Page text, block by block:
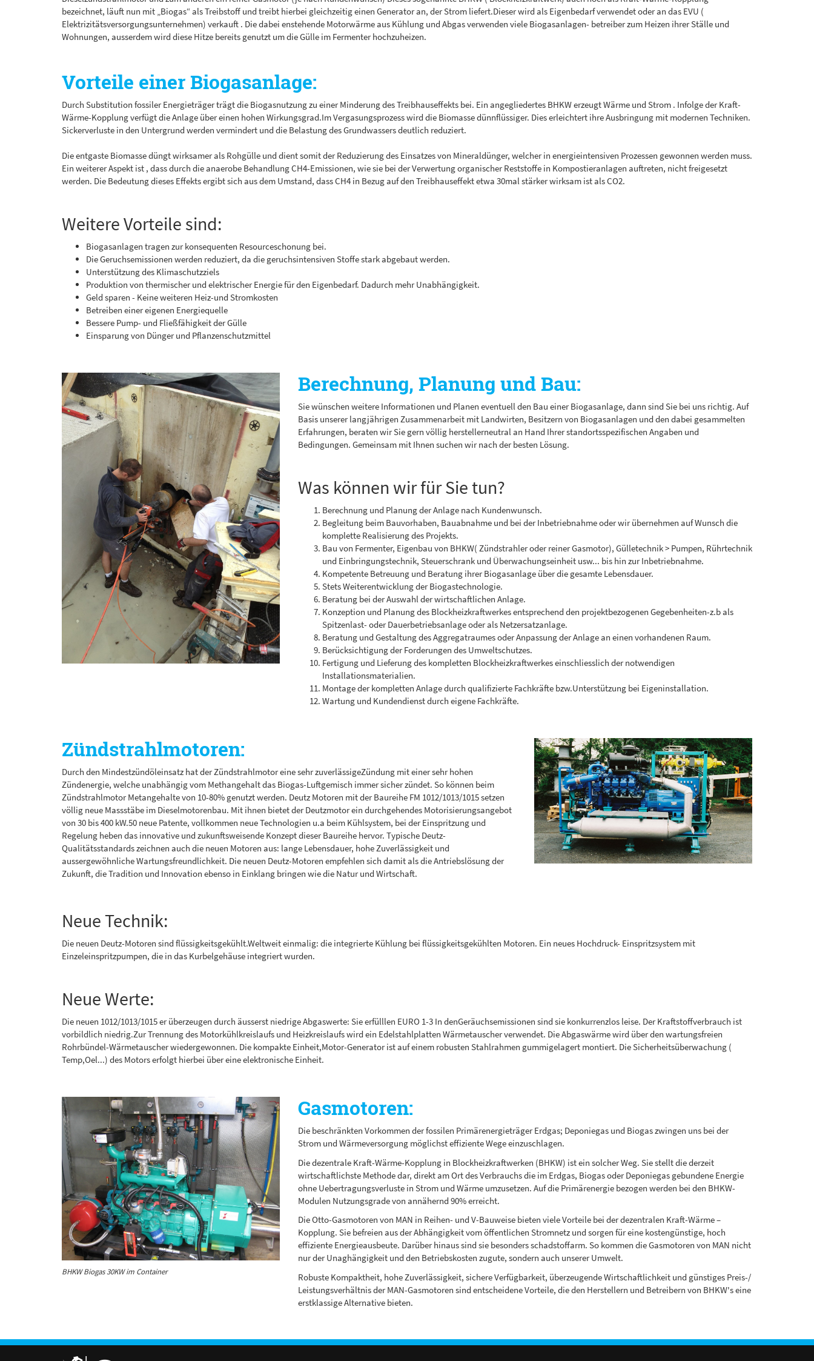
bezeichnet, läuft nun mit „Biogas“ als Treibstoff und treibt hierbei gleichzeitig einen Generator an, der Strom liefert.Dieser wird als Eigenbedarf verwendet oder an das EVU (
Elektrizitätsversorgungsunternehmen) verkauft . Die dabei enstehende Motorwärme aus Kühlung und Abgas verwenden viele Biogasanlagen- betreiber zum Heizen ihrer Ställe und
Wohnungen, ausserdem wird diese Hitze bereits genutzt um die Gülle im Fermenter hochzuheizen.
Vorteile einer Biogasanlage:
Durch Substitution fossiler Energieträger trägt die Biogasnutzung zu einer Minderung des Treibhauseffekts bei. Ein angegliedertes BHKW erzeugt Wärme und Strom . Infolge der Kraft-
Wärme-Kopplung verfügt die Anlage über einen hohen Wirkungsgrad.Im Vergasungsprozess wird die Biomasse dünnflüssiger. Dies erleichtert ihre Ausbringung mit modernen Techniken.
Sickerverluste in den Untergrund werden vermindert und die Belastung des Grundwassers deutlich reduziert.
Die entgaste Biomasse düngt wirksamer als Rohgülle und dient somit der Reduzierung des Einsatzes von Mineraldünger, welcher in energieintensiven Prozessen gewonnen werden muss.
Ein weiterer Aspekt ist , dass durch die anaerobe Behandlung CH4-Emissionen, wie sie bei der Verwertung organischer Reststoffe in Kompostieranlagen auftreten, nicht freigesetzt
werden. Die Bedeutung dieses Effekts ergibt sich aus dem Umstand, dass CH4 in Bezug auf den Treibhauseffekt etwa 30mal stärker wirksam ist als CO2.
Weitere Vorteile sind:
Biogasanlagen tragen zur konsequenten Resourceschonung bei.
Die Geruchsemissionen werden reduziert, da die geruchsintensiven Stoffe stark abgebaut werden.
Unterstützung des Klimaschutzziels
Produktion von thermischer und elektrischer Energie für den Eigenbedarf. Dadurch mehr Unabhängigkeit.
Geld sparen - Keine weiteren Heiz-und Stromkosten
Betreiben einer eigenen Energiequelle
Bessere Pump- und Fließfähigkeit der Gülle
Einsparung von Dünger und Pflanzenschutzmittel
Berechnung, Planung und Bau:
Sie wünschen weitere Informationen und Planen eventuell den Bau einer Biogasanlage, dann sind Sie bei uns richtig. Auf
Basis unserer langjährigen Zusammenarbeit mit Landwirten, Besitzern von Biogasanlagen und den dabei gesammelten
Erfahrungen, beraten wir Sie gern völlig herstellerneutral an Hand Ihrer standortsspezifischen Angaben und
Bedingungen. Gemeinsam mit Ihnen suchen wir nach der besten Lösung.
Was können wir für Sie tun?
Berechnung und Planung der Anlage nach Kundenwunsch.
Begleitung beim Bauvorhaben, Bauabnahme und bei der Inbetriebnahme oder wir übernehmen auf Wunsch die
komplette Realisierung des Projekts.
Bau von Fermenter, Eigenbau von BHKW( Zündstrahler oder reiner Gasmotor), Gülletechnik > Pumpen, Rührtechnik
und Einbringungstechnik, Steuerschrank und Überwachungseinheit usw... bis hin zur Inbetriebnahme.
Kompetente Betreuung und Beratung ihrer Biogasanlage über die gesamte Lebensdauer.
Stets Weiterentwicklung der Biogastechnologie.
Beratung bei der Auswahl der wirtschaftlichen Anlage.
Konzeption und Planung des Blockheizkraftwerkes entsprechend den projektbezogenen Gegebenheiten-z.b als
Spitzenlast- oder Dauerbetriebsanlage oder als Netzersatzanlage.
Beratung und Gestaltung des Aggregatraumes oder Anpassung der Anlage an einen vorhandenen Raum.
Berücksichtigung der Forderungen des Umweltschutzes.
Fertigung und Lieferung des kompletten Blockheizkraftwerkes einschliesslich der notwendigen
Installationsmaterialien.
Montage der kompletten Anlage durch qualifizierte Fachkräfte bzw.Unterstützung bei Eigeninstallation.
Wartung und Kundendienst durch eigene Fachkräfte.
Zündstrahlmotoren:
Durch den Mindestzündöleinsatz hat der Zündstrahlmotor eine sehr zuverlässigeZündung mit einer sehr hohen
Zündenergie, welche unabhängig vom Methangehalt das Biogas-Luftgemisch immer sicher zündet. So können beim
Zündstrahlmotor Metangehalte von 10-80% genutzt werden. Deutz Motoren mit der Baureihe FM 1012/1013/1015 setzen
völlig neue Massstäbe im Dieselmotorenbau. Mit ihnen bietet der Deutzmotor ein durchgehendes Motorisierungsangebot
von 30 bis 400 kW.50 neue Patente, vollkommen neue Technologien u.a beim Kühlsystem, bei der Einspritzung und
Regelung heben das innovative und zukunftsweisende Konzept dieser Baureihe hervor. Typische Deutz-
Qualitätsstandards zeichnen auch die neuen Motoren aus: lange Lebensdauer, hohe Zuverlässigkeit und
aussergewöhnliche Wartungsfreundlichkeit. Die neuen Deutz-Motoren empfehlen sich damit als die Antriebslösung der
Zukunft, die Tradition und Innovation ebenso in Einklang bringen wie die Natur und Wirtschaft.
Neue Technik:
Die neuen Deutz-Motoren sind flüssigkeitsgekühlt.Weltweit einmalig: die integrierte Kühlung bei flüssigkeitsgekühlten Motoren. Ein neues Hochdruck- Einspritzsystem mit
Einzeleinspritzpumpen, die in das Kurbelgehäuse integriert wurden.
Neue Werte:
Die neuen 1012/1013/1015 er überzeugen durch äusserst niedrige Abgaswerte: Sie erfülllen EURO 1-3 In denGeräuchsemissionen sind sie konkurrenzlos leise. Der Kraftstoffverbrauch ist
vorbildlich niedrig.Zur Trennung des Motorkühlkreislaufs und Heizkreislaufs wird ein Edelstahlplatten Wärmetauscher verwendet. Die Abgaswärme wird über den wartungsfreien
Rohrbündel-Wärmetauscher wiedergewonnen. Die kompakte Einheit,Motor-Generator ist auf einem robusten Stahlrahmen gummigelagert montiert. Die Sicherheitsüberwachung (
Temp,Oel...) des Motors erfolgt hierbei über eine elektronische Einheit.
BHKW Biogas 30KW im Container
Gasmotoren:
Die beschränkten Vorkommen der fossilen Primärenergieträger Erdgas; Deponiegas und Biogas zwingen uns bei der
Strom und Wärmeversorgung möglichst effiziente Wege einzuschlagen.
Die dezentrale Kraft-Wärme-Kopplung in Blockheizkraftwerken (BHKW) ist ein solcher Weg. Sie stellt die derzeit
wirtschaftlichste Methode dar, direkt am Ort des Verbrauchs die im Erdgas, Biogas oder Deponiegas gebundene Energie
ohne Uebertragungsverluste in Strom und Wärme umzusetzen. Auf die Primärenergie bezogen werden bei den BHKW-
Modulen Nutzungsgrade von annähernd 90% erreicht.
Die Otto-Gasmotoren von MAN in Reihen- und V-Bauweise bieten viele Vorteile bei der dezentralen Kraft-Wärme –
Kopplung. Sie befreien aus der Abhängigkeit vom öffentlichen Stromnetz und sorgen für eine kostengünstige, hoch
effiziente Energieausbeute. Darüber hinaus sind sie besonders schadstoffarm. So kommen die Gasmotoren von MAN nicht
nur der Unaghängigkeit und den Betriebskosten zugute, sondern auch unserer Umwelt.
Robuste Kompaktheit, hohe Zuverlässigkeit, sichere Verfügbarkeit, überzeugende Wirtschaftlichkeit und günstiges Preis-/
Leistungsverhältnis der MAN-Gasmotoren sind entscheidene Vorteile, die den Herstellern und Betreibern von BHKW's eine
erstklassige Alternative bieten.